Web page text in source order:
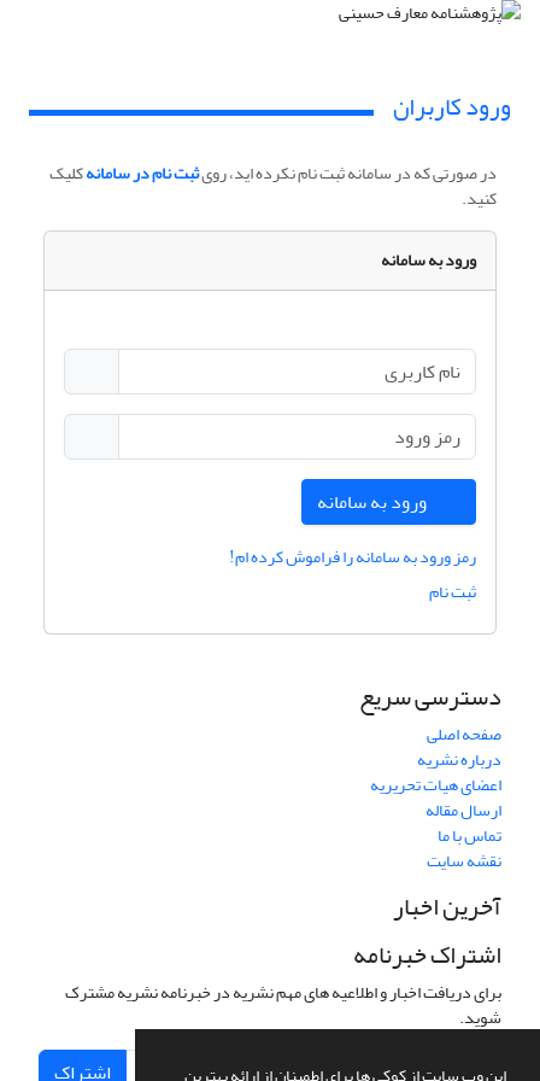
ورود کاربران
در صورتی که در سامانه ثبت نام نکرده اید، رویثبت نام در سامانهکلیک
کنید.
ورود به سامانه
ورود به سامانه
رمز ورود به سامانه را فراموش کرده ام!
ثبت نام
دسترسی سریع
صفحه اصلی
درباره نشریه
اعضای هیات تحریریه
ارسال مقاله
تماس با ما
نقشه سایت
آخرین اخبار
اشتراک خبرنامه
برای دریافت اخبار و اطلاعیه های مهم نشریه در خبرنامه نشریه مشترک
شوید.
اشتراک